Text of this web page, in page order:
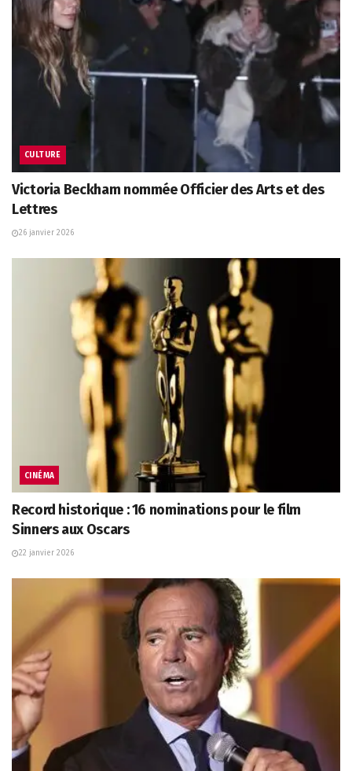
CULTURE
Victoria Beckham nommée Officier des Arts et des
Lettres
26 janvier 2026
CINÉMA
Record historique : 16 nominations pour le film
Sinners aux Oscars
22 janvier 2026